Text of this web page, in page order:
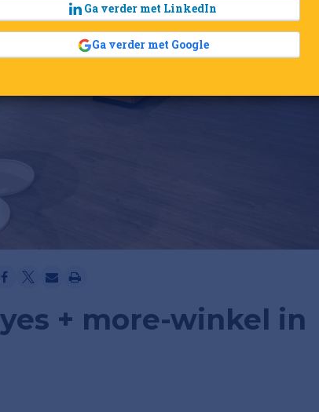
+ more-winkel in
Ga verder met LinkedIn
Ga verder met Google